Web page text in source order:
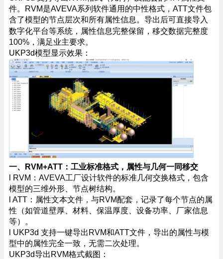
件。RVM是AVEVA系列软件通用的中性格式，ATT文件包
含了模型的节点层次和所有属性信息。导出后可直接导入
数字化平台等系统，属性信息完整保留，移交数据完整度
100%，满足业主要求。
UKP3d模型显示效果：
一、
RVM+ATT：工业标准格式，属性与几何一同移交
l RVM：AVEVA工厂设计软件的标准几何交换格式，包含
模型的三维外形、节点树结构。
l ATT：属性文本文件，与RVM配套，记录了每个节点的属
性（如管道壁厚、材料、保温厚度、设备功率、厂家信息
等）。
l UKP3d 支持一键导出RVM和ATT文件，导出的属性与模
型中的属性完全一致，无需二次处理。
UKP3d导出RVM格式截图：